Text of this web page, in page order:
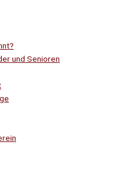
und Senioren